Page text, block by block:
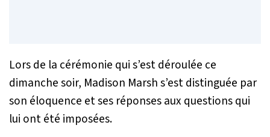
Lors de la cérémonie qui s’est déroulée ce
dimanche soir, Madison Marsh s’est distinguée par
son éloquence et ses réponses aux questions qui
lui ont été imposées.